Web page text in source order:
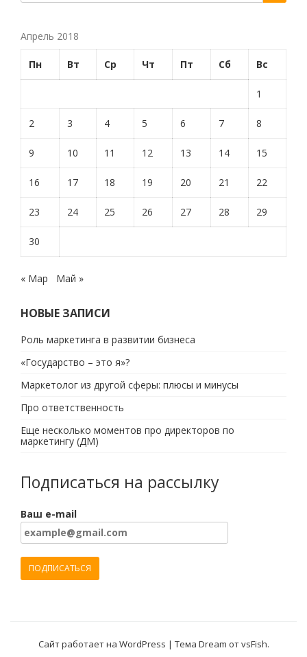
Апрель 2018
Пн Вт Ср Чт Пт Сб Вс
1
2 3 4 5 6 7 8
9 10 11 12 13 14 15
16 17 18 19 20 21 22
23 24 25 26 27 28 29
30
« Мар Май »
НОВЫЕ ЗАПИСИ
Роль маркетинга в развитии бизнеса
«Государство – это я»?
Маркетолог из другой сферы: плюсы и минусы
Про ответственность
Еще несколько моментов про директоров по
маркетингу (ДМ)
Подписаться на рассылку
Ваш e-mail
Сайт работает на WordPress | Тема Dream отvsFish.